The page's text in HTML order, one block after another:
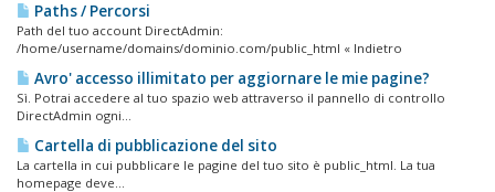
Paths / Percorsi
Path del tuo account DirectAdmin:
/home/username/domains/dominio.com/public_html « Indietro
Avro' accesso illimitato per aggiornare le mie pagine?
Sì. Potrai accedere al tuo spazio web attraverso il pannello di controllo
DirectAdmin ogni...
Cartella di pubblicazione del sito
La cartella in cui pubblicare le pagine del tuo sito è public_html. La tua
homepage deve...